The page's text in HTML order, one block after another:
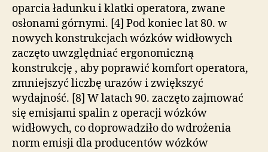
oparcia ładunku i klatki operatora, zwane
osłonami górnymi. [4] Pod koniec lat 80. w
nowych konstrukcjach wózków widłowych
zaczęto uwzględniać ergonomiczną
konstrukcję , aby poprawić komfort operatora,
zmniejszyć liczbę urazów i zwiększyć
wydajność. [8] W latach 90. zaczęto zajmować
się emisjami spalin z operacji wózków
widłowych, co doprowadziło do wdrożenia
norm emisji dla producentów wózków